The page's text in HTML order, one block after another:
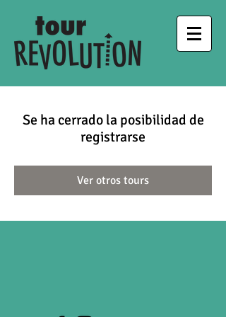
Se ha cerrado la posibilidad de
registrarse
Ver otros tours